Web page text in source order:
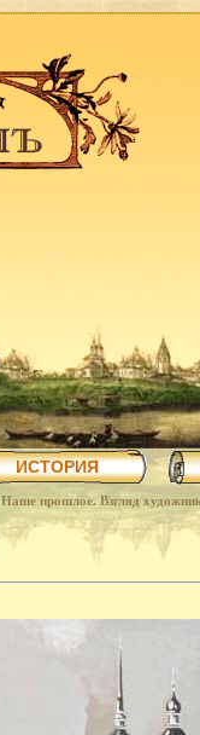
ИСТОРИЯ
Наше прошлое. Взгляд